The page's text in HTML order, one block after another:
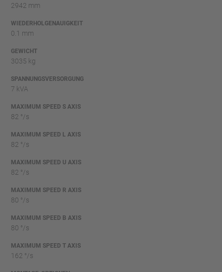
2942 mm
WIEDERHOLGENAUIGKEIT
0.1 mm
GEWICHT
3035 kg
SPANNUNGSVERSORGUNG
7 kVA
MAXIMUM SPEED S AXIS
82 °/s
MAXIMUM SPEED L AXIS
82 °/s
MAXIMUM SPEED U AXIS
82 °/s
MAXIMUM SPEED R AXIS
80 °/s
MAXIMUM SPEED B AXIS
80 °/s
MAXIMUM SPEED T AXIS
162 °/s